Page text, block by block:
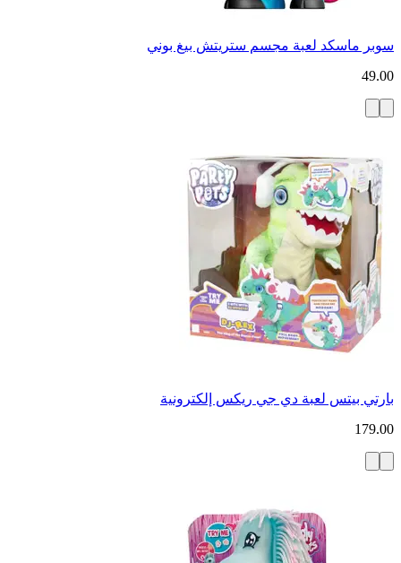
سوبر ماسكد لعبة مجسم ستريتش بيغ بوني
49.00
بارتي بيتس لعبة دي جي ريكس إلكترونية
179.00